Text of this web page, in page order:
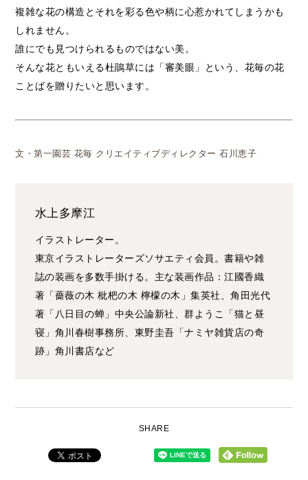
複雑な花の構造とそれを彩る色や柄に心惹かれてしまうかも
しれません。
誰にでも見つけられるものではない美。
そんな花ともいえる杜鵑草には「審美眼」という、花毎の花
ことばを贈りたいと思います。
文・第一園芸 花毎 クリエイティブディレクター 石川恵子
水上多摩江
イラストレーター。
東京イラストレーターズソサエティ会員。書籍や雑
誌の装画を多数手掛ける。主な装画作品：江國香織
著「薔薇の木 枇杷の木 檸檬の木」集英社、角田光代
著「八日目の蝉」中央公論新社、群ようこ「猫と昼
寝」角川春樹事務所、東野圭吾「ナミヤ雑貨店の奇
跡」角川書店など
SHARE